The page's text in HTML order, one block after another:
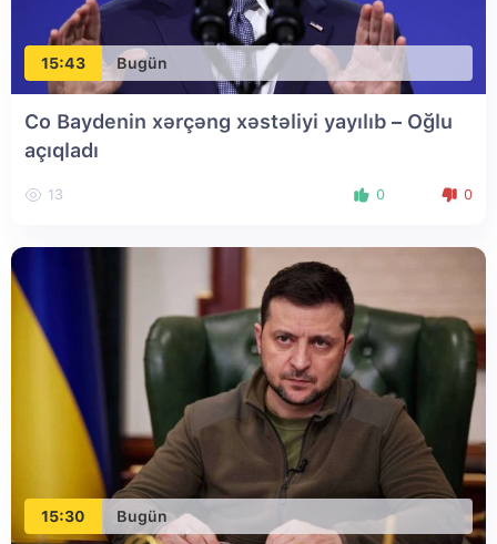
15:43 Bugün
Co Baydenin xərçəng xəstəliyi yayılıb – Oğlu
açıqladı
13 0 0
15:30 Bugün